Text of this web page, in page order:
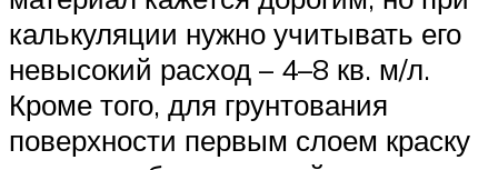
калькуляции нужно учитывать его
невысокий расход – 4–8 кв. м/л.
Кроме того, для грунтования
поверхности первым слоем краску